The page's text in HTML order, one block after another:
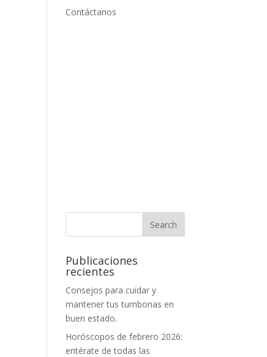
Contáctanos
Publicaciones
recientes
Consejos para cuidar y
mantener tus tumbonas en
buen estado.
Horóscopos de febrero 2026:
entérate de todas las